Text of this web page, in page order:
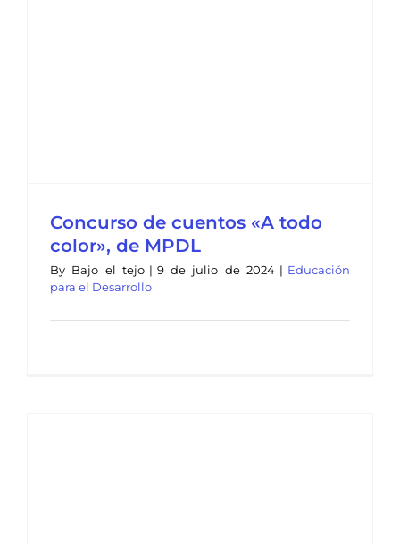
Concurso de cuentos «A todo
color», de MPDL
By Bajo el tejo | 9 de julio de 2024 | Educación
para el Desarrollo